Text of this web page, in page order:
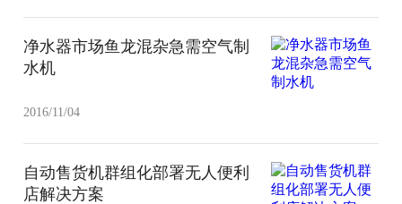
净水器市场鱼龙混杂急需空气制
水机
2016/11/04
自动售货机群组化部署无人便利
店解决方案